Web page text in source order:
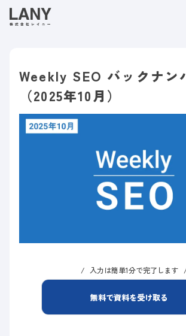
Weekly SEO バックナン
（2025年10月）
入力は簡単1分で完了します
無料で資料を受け取る